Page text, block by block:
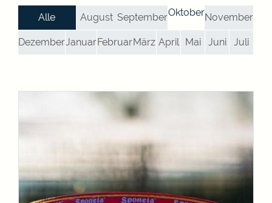
Alle August SeptemberOktoberNovember
DezemberJanuarFebruarMärz April Mai Juni Juli